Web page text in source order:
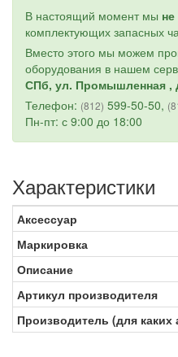
В настоящий момент мы
комплектующих запасных
Вместо этого мы можем
оборудования в нашем
СПб, ул. Промышленная ,
Телефон: (812) 599-50-50,
Пн-пт: с 9:00 до 18:00
Характеристики
Аксессуар
Маркировка
Описание
Артикул производителя
Производитель (для каких